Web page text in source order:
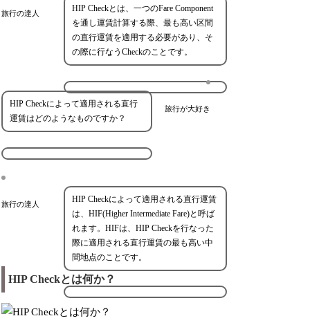
旅行の達人
HIP Checkとは、一つのFare Component
を通し運賃計算する際、最も高い区間
の直行運賃を適用する必要があり、そ
の際に行なうCheckのことです。
旅行が大好き
HIP Checkによって適用される直行
運賃はどのようなものですか？
旅行の達人
HIP Checkによって適用される直行運賃
は、HIF(Higher Intermediate Fare)と呼ば
れます。HIFは、HIP Checkを行なった
際に適用される直行運賃の最も高い中
間地点のことです。
HIP Checkとは何か？